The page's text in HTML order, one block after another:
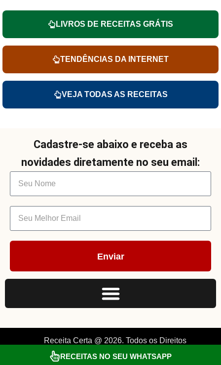
LIVROS DE RECEITAS GRÁTIS
TENDÊNCIAS DA INTERNET
VEJA TODAS AS RECEITAS
Cadastre-se abaixo e receba as
novidades diretamente no seu email:
Enviar
Receita Certa @ 2026. Todos os Direitos
Reservados. By Müller.
RECEITAS NO SEU WHATSAPP